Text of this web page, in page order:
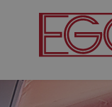
no_script.text